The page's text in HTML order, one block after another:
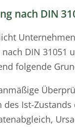
nach DIN
DIN 31051
folgende
Ist-Zustands